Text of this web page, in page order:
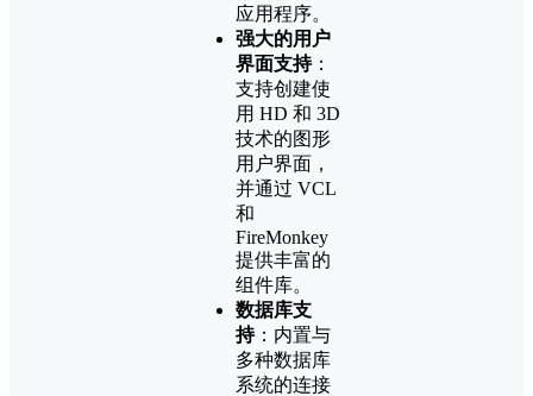
应用程序。
强大的用户
界面支持：
支持创建使
用 HD 和 3D
技术的图形
用户界面，
并通过 VCL
和
FireMonkey
提供丰富的
组件库。
数据库支
持：内置与
多种数据库
系统的连接